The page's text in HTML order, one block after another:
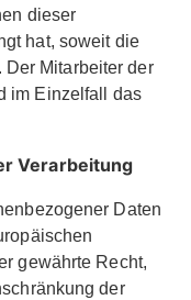
dieser
hat, soweit die
Mitarbeiter der
im Einzelfall das
Verarbeitung
Daten
gewährte Recht,
der